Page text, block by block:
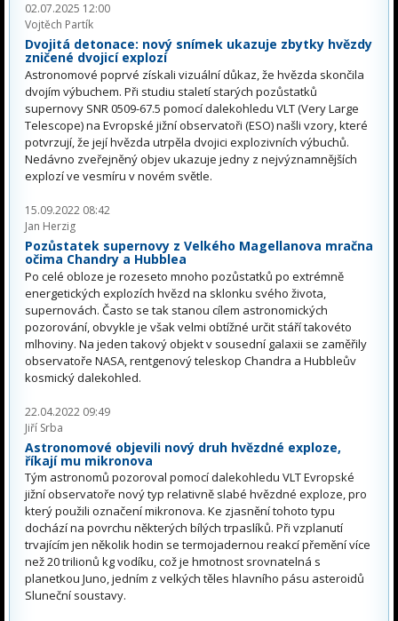
02.07.2025 12:00
Vojtěch Partík
Dvojitá detonace: nový snímek ukazuje zbytky hvězdy
zničené dvojicí explozí
Astronomové poprvé získali vizuální důkaz, že hvězda skončila
dvojím výbuchem. Při studiu staletí starých pozůstatků
supernovy SNR 0509-67.5 pomocí dalekohledu VLT (Very Large
Telescope) na Evropské jižní observatoři (ESO) našli vzory, které
potvrzují, že její hvězda utrpěla dvojici explozivních výbuchů.
Nedávno zveřejněný objev ukazuje jedny z nejvýznamnějších
explozí ve vesmíru v novém světle.
15.09.2022 08:42
Jan Herzig
Pozůstatek supernovy z Velkého Magellanova mračna
očima Chandry a Hubblea
Po celé obloze je rozeseto mnoho pozůstatků po extrémně
energetických explozích hvězd na sklonku svého života,
supernovách. Často se tak stanou cílem astronomických
pozorování, obvykle je však velmi obtížné určit stáří takovéto
mlhoviny. Na jeden takový objekt v sousední galaxii se zaměřily
observatoře NASA, rentgenový teleskop Chandra a Hubbleův
kosmický dalekohled.
22.04.2022 09:49
Jiří Srba
Astronomové objevili nový druh hvězdné exploze,
říkají mu mikronova
Tým astronomů pozoroval pomocí dalekohledu VLT Evropské
jižní observatoře nový typ relativně slabé hvězdné exploze, pro
který použili označení mikronova. Ke zjasnění tohoto typu
dochází na povrchu některých bílých trpaslíků. Při vzplanutí
trvajícím jen několik hodin se termojadernou reakcí přemění více
než 20 trilionů kg vodíku, což je hmotnost srovnatelná s
planetkou Juno, jedním z velkých těles hlavního pásu asteroidů
Sluneční soustavy.